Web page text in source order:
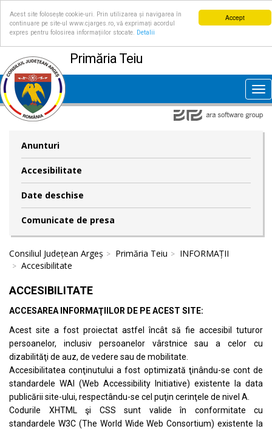
Accept
Acest site folosește cookie-uri. Prin utilizarea și navigarea în
continuare pe site-ul www.cjarges.ro, vă exprimați acordul
expres pentru folosirea informațiilor stocate.
Detalii
Primăria Teiu
Anunturi
Accesibilitate
Date deschise
Comunicate de presa
Consiliul Județean Argeș Primăria Teiu
INFORMAȚII
Accesibilitate
ACCESIBILITATE
ACCESAREA INFORMAŢIILOR DE PE ACEST SITE:
Acest site a fost proiectat astfel încât să fie accesibil tuturor
persoanelor, inclusiv persoanelor vârstnice sau a celor cu
dizabilităţi de auz, de vedere sau de mobilitate.
Accesibilitatea conţinutului a fost optimizată ţinându-se cont de
standardele WAI (Web Accessibility Initiative) existente la data
publicării site-ului, respectându-se cel puţin cerinţele de nivel A.
Codurile XHTML şi CSS sunt valide în conformitate cu
standardele W3C (The World Wide Web Consortium) existente la